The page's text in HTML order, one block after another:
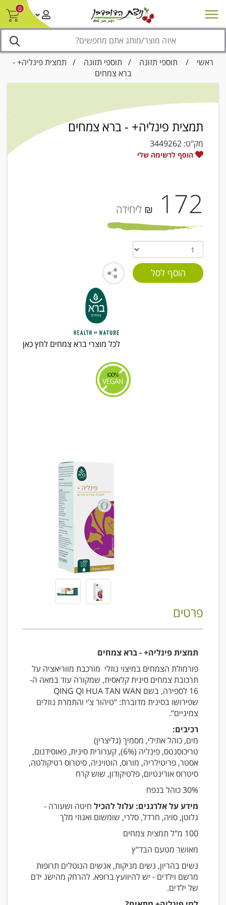
0
מבצעים סניפים צור קשר/ביטול הזמנה
ראשי / תוספי תזונה / תוספי תזונה / תמצית פינליה+ -
ברא צמחים
תמצית פינליה+ - ברא צמחים
מק"ט: 3449262
הוסף לרשימה שלי
172 ₪ ליחידה
לכל מוצרי ברא צמחים לחץ כאן
פרטים
תמצית פינליה+ - ברא צמחים
פורמולת הצמחים במיצוי נוזלי מורכבת מווריאציה על
תרכובת צמחים סינית קלאסית, שמקורה עוד במאה ה-
16 לספירה, בשם QING QI HUA TAN WAN
שפירושו בסינית מדוברת: “טיהור צ’י והתמרת נוזלים
צמיגיים”.
רכיבים:
מים, כוהל אתילי, מסמיך (גליצרין)
טריכוסנטס, פינליה (6%), קערורית סינית, פאוסידנום,
אסטר, פריטילריה, מורוס, הוטויניה, סיטרוס רטיקולטה,
סיטרוס אורינטיום, פלטיקודון, שוש קרח
30% כוהל בנפח
מידע על אלרגנים: עלול להכיל חיטה ושעורה -
גלוטן, סויה, חרדל, סלרי, שומשום ואגוזי מלך
100 מ"ל תמצית צמחים
מאושר מטעם הבד"ץ
נשים בהריון, נשים מניקות, אנשים הנוטלים תרופות
מרשם וילדים - יש להיוועץ ברופא. להרחק מהישג ידם
של ילדים.